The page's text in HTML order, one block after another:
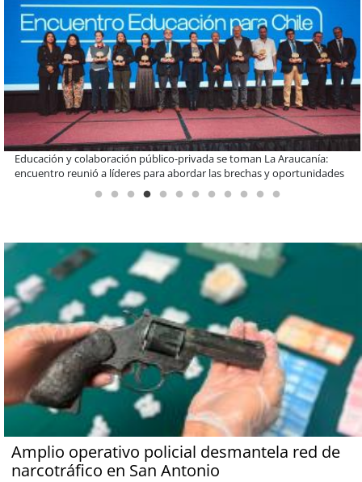
Claves para comprar electrodomésticos durante el Black Sale
Amplio operativo policial desmantela red de
narcotráfico en San Antonio